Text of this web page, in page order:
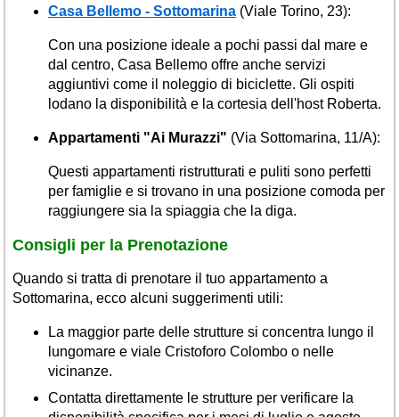
Casa Bellemo - Sottomarina (Viale Torino, 23):
Con una posizione ideale a pochi passi dal mare e
dal centro, Casa Bellemo offre anche servizi
aggiuntivi come il noleggio di biciclette. Gli ospiti
lodano la disponibilità e la cortesia dell'host Roberta.
Appartamenti "Ai Murazzi" (Via Sottomarina, 11/A):
Questi appartamenti ristrutturati e puliti sono perfetti
per famiglie e si trovano in una posizione comoda per
raggiungere sia la spiaggia che la diga.
Consigli per la Prenotazione
Quando si tratta di prenotare il tuo appartamento a
Sottomarina, ecco alcuni suggerimenti utili:
La maggior parte delle strutture si concentra lungo il
lungomare e viale Cristoforo Colombo o nelle
vicinanze.
Contatta direttamente le strutture per verificare la